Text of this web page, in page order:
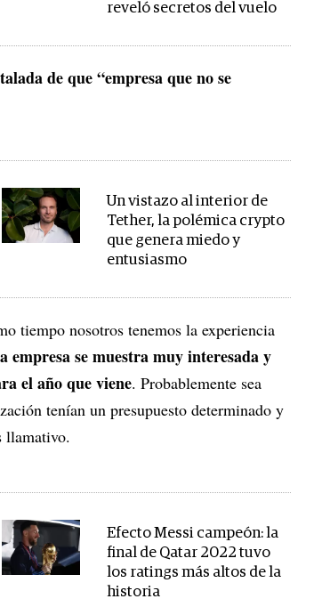
reveló secretos del vuelo
de que “empresa que no se
Un vistazo al interior de
Tether, la polémica crypto
que genera miedo y
entusiasmo
tiempo nosotros tenemos la experiencia
empresa se muestra muy interesada y
el año que viene. Probablemente sea
tenían un presupuesto determinado y
llamativo.
Efecto Messi campeón: la
final de Qatar 2022 tuvo
los ratings más altos de la
historia